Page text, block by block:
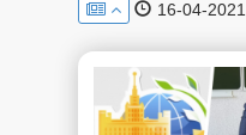
16-04-2021